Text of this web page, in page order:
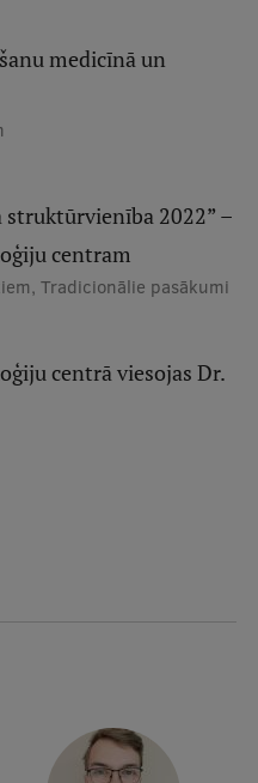
medicīnā un
struktūrvienība 2022” –
centram
Tradicionālie pasākumi
centrā viesojas Dr.